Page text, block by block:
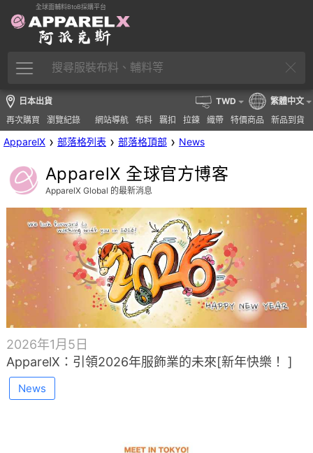
全球面輔料BtoB採購平台
日本出貨
再次購買
瀏覽紀錄 網站導航 布料 羈扣 拉鍊 織帶 特價商品 新品到貨
TWD 繁體中文
ApparelX › 部落格列表 › 部落格頂部 › News
ApparelX 全球官方博客
ApparelX Global 的最新消息
2026年1月5日
ApparelX：引領2026年服飾業的未來[新年快樂！ ]
News